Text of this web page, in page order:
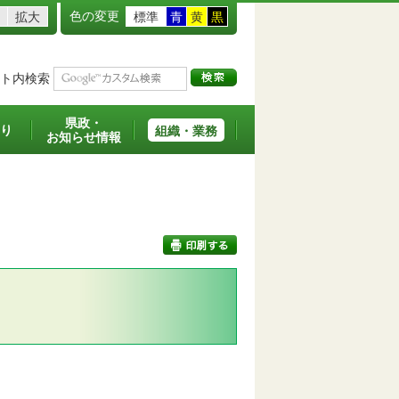
拡大 色の変更 標準 青 黄 黒
内検索
県政・
お知らせ情報
組織・業務